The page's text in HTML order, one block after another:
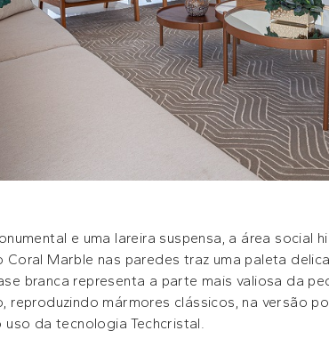
e uma lareira suspensa, a área social
Coral Marble nas paredes traz uma paleta
branca representa a parte mais valiosa da
reproduzindo mármores clássicos, na versão
da tecnologia Techcristal.